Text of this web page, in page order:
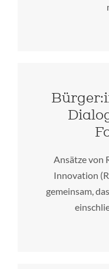
Ansätze von
Innovation
gemeinsam,